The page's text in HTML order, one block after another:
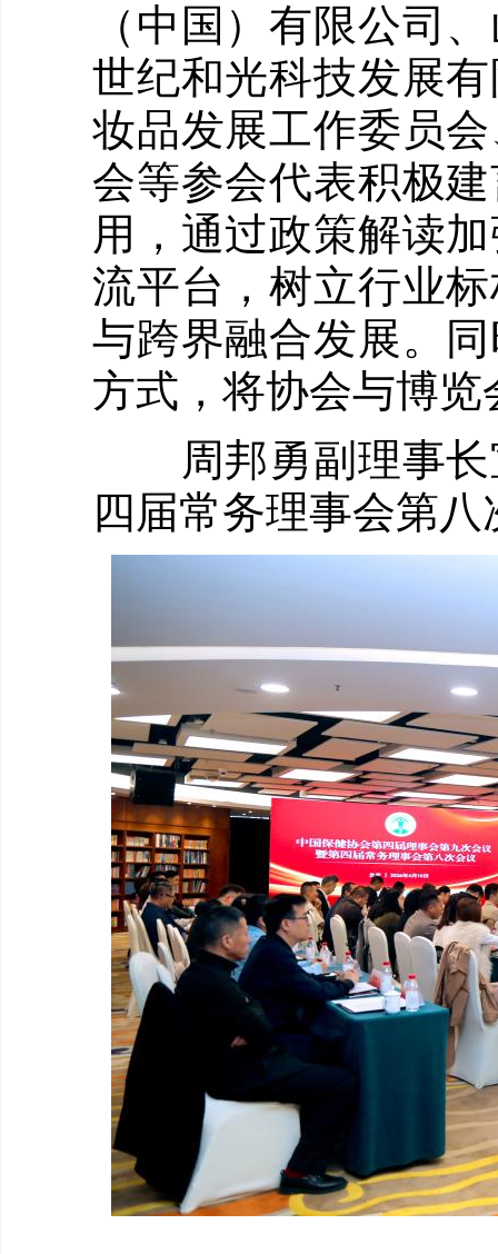
（中国）有限公司
世纪和光科技发展
妆品发展工作委员
会等参会代表积极
用，通过政策解读
流平台，树立行业
与跨界融合发展。
方式，将协会与博
周邦勇副理事长
四届常务理事会第